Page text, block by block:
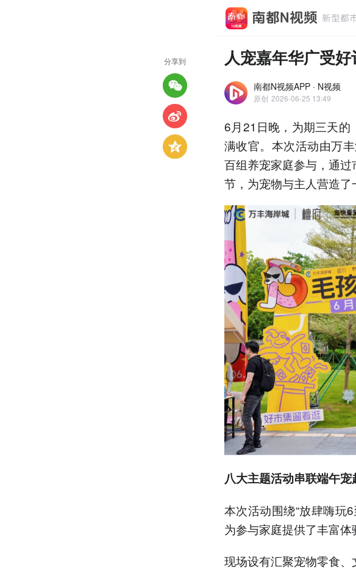
人宠嘉年华广受
南都N视频APP · N视频
原创 2026-06-25 13:49
6月21日晚，为期三天的
满收官。本次活动由万
百组养宠家庭参与，通
节，为宠物与主人营造了
八大主题活动串联端午宠
本次活动围绕“放肆嗨玩
为参与家庭提供了丰富体
现场设有汇聚宠物零食
分享到